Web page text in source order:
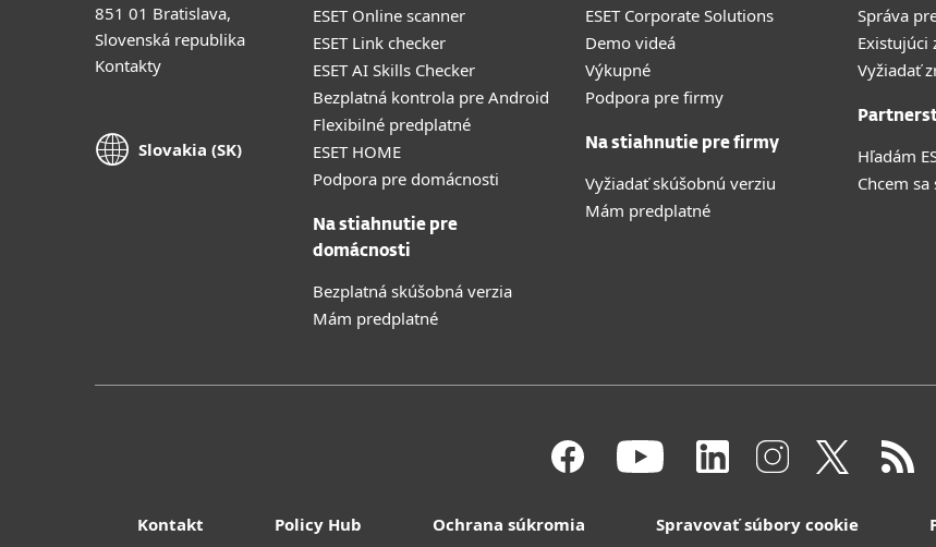
851 01 Bratislava,
Slovenská republika
Kontakty
Slovakia (SK)
ESET Online scanner
ESET Link checker
ESET AI Skills Checker
Bezplatná kontrola pre Android
Flexibilné predplatné
ESET HOME
Podpora pre domácnosti
Na stiahnutie pre
domácnosti
Bezplatná skúšobná verzia
Mám predplatné
ESET Corporate Solutions
Demo videá
Výkupné
Podpora pre firmy
Na stiahnutie pre firmy
Vyžiadať skúšobnú verziu
Mám predplatné
Správa
Existujúci
Vyžiadať
Hľadám
Chcem sa
Kontakt Policy Hub Ochrana súkromia Spravovať súbory cookie